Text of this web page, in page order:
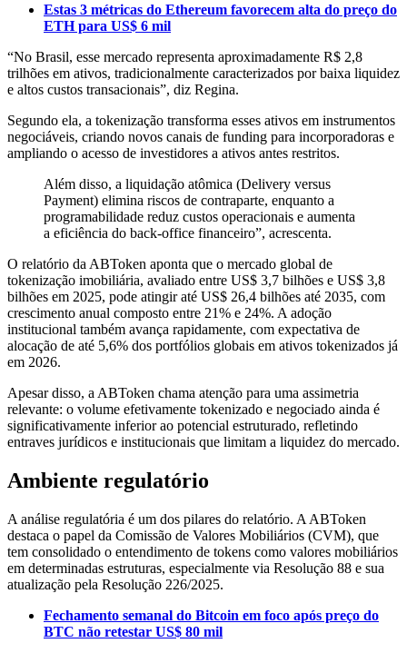
Estas 3 métricas do Ethereum favorecem alta do preço do
ETH para US$ 6 mil
“No Brasil, esse mercado representa aproximadamente R$ 2,8
trilhões em ativos, tradicionalmente caracterizados por baixa liquidez
e altos custos transacionais”, diz Regina.
Segundo ela, a tokenização transforma esses ativos em instrumentos
negociáveis, criando novos canais de funding para incorporadoras e
ampliando o acesso de investidores a ativos antes restritos.
Além disso, a liquidação atômica (Delivery versus
Payment) elimina riscos de contraparte, enquanto a
programabilidade reduz custos operacionais e aumenta
a eficiência do back-office financeiro”, acrescenta.
O relatório da ABToken aponta que o mercado global de
tokenização imobiliária, avaliado entre US$ 3,7 bilhões e US$ 3,8
bilhões em 2025, pode atingir até US$ 26,4 bilhões até 2035, com
crescimento anual composto entre 21% e 24%. A adoção
institucional também avança rapidamente, com expectativa de
alocação de até 5,6% dos portfólios globais em ativos tokenizados já
em 2026.
Apesar disso, a ABToken chama atenção para uma assimetria
relevante: o volume efetivamente tokenizado e negociado ainda é
significativamente inferior ao potencial estruturado, refletindo
entraves jurídicos e institucionais que limitam a liquidez do mercado.
Ambiente regulatório
A análise regulatória é um dos pilares do relatório. A ABToken
destaca o papel da Comissão de Valores Mobiliários (CVM), que
tem consolidado o entendimento de tokens como valores mobiliários
em determinadas estruturas, especialmente via Resolução 88 e sua
atualização pela Resolução 226/2025.
Fechamento semanal do Bitcoin em foco após preço do
BTC não retestar US$ 80 mil